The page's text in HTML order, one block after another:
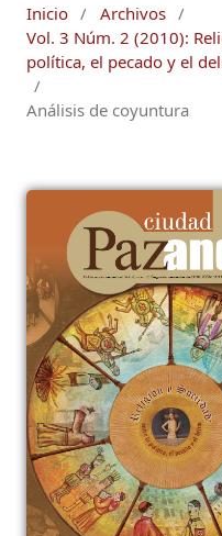
Inicio / Archivos /
Vol. 3 Núm. 2 (2010):
política, el pecado y el
/
Análisis de coyuntura